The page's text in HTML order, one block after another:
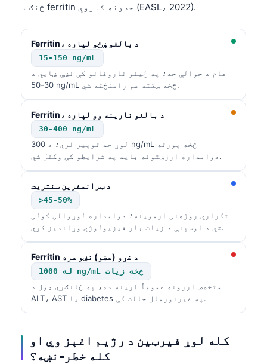
څنګ د ferritin حدونه کاروي (EASL، 2022).
Ferritin، د بالغو ښځو لپاره
15-150 ng/mL
عام د حوالې حد؛ په ځینو ناروغانو کې نښې ښايي د
30-50 ng/mL څخه ښکته هم رامنځته شي.
Ferritin، د بالغو نارینه وو لپاره
30-400 ng/mL
لوړ حد توپیر لري؛ د 300 ng/mL څخه پورته
دوامداره ارزښتونه باید په شرایطو کې وکتل شي.
د ټرانسفرین سنتریت
>45-50%
تکراري روژه‌نی ازموینه؛ دوامداره لوړوالی کولی
شي د اوسپنې د زیات بار فیزیولوژي وړاندیز کړي.
Ferritin د غړو (عضو) نښو سره
له 1000 ng/mL څخه زیات
متخصص ارزونه عموماً اړینه ده، په ځانګړي ډول د
ALT، AST یا diabetes په غیرنورمال حالت کې.
کله لوړ فیرټین د رژیم اغېز وي او
کله خطر-نښه؟
Shqip
मराठी
తెలుగు
ગુજરાતી
ಕನ್ನಡ
മലയാളം
Bahasa Melayu
Tiếng Việt
Tagalog
ไทย
ဗမာစာ
ភាសាខ្មែរ
Kiswahili
አማርኛ
Українська